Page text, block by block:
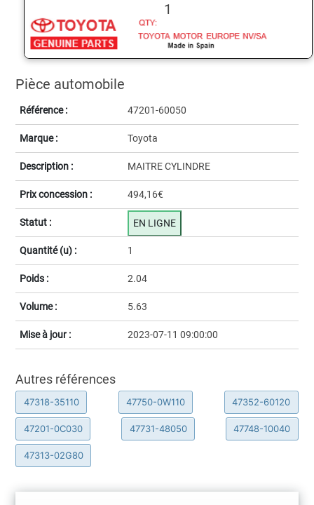
Pièce automobile
Référence : 47201-60050
Marque : Toyota
Description : MAITRE CYLINDRE
Prix concession : 494,16€
Statut : EN LIGNE
Quantité (u) : 1
Poids : 2.04
Volume : 5.63
Mise à jour : 2023-07-11 09:00:00
1
Autres références
47318-35110 47750-0W110 47352-60120
47201-0C030 47731-48050 47748-10040
47313-02G80